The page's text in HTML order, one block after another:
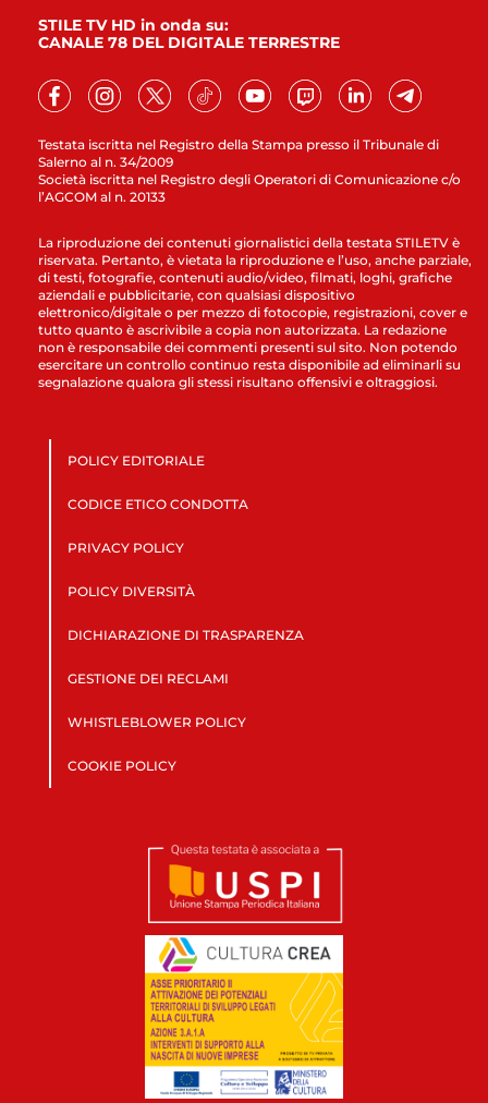
Testata iscritta nel Registro della Stampa presso il Tribunale di
Salerno al n. 34/2009
Società iscritta nel Registro degli Operatori di Comunicazione c/o
l’AGCOM al n. 20133
STILE TV HD in onda su:
CANALE 78 DEL DIGITALE TERRESTRE
La riproduzione dei contenuti giornalistici della testata STILETV è
riservata. Pertanto, è vietata la riproduzione e l’uso, anche parziale,
di testi, fotografie, contenuti audio/video, filmati, loghi, grafiche
aziendali e pubblicitarie, con qualsiasi dispositivo
elettronico/digitale o per mezzo di fotocopie, registrazioni, cover e
tutto quanto è ascrivibile a copia non autorizzata. La redazione
non è responsabile dei commenti presenti sul sito. Non potendo
esercitare un controllo continuo resta disponibile ad eliminarli su
segnalazione qualora gli stessi risultano offensivi e oltraggiosi.
POLICY EDITORIALE
CODICE ETICO CONDOTTA
PRIVACY POLICY
POLICY DIVERSITÀ
DICHIARAZIONE DI TRASPARENZA
GESTIONE DEI RECLAMI
WHISTLEBLOWER POLICY
COOKIE POLICY